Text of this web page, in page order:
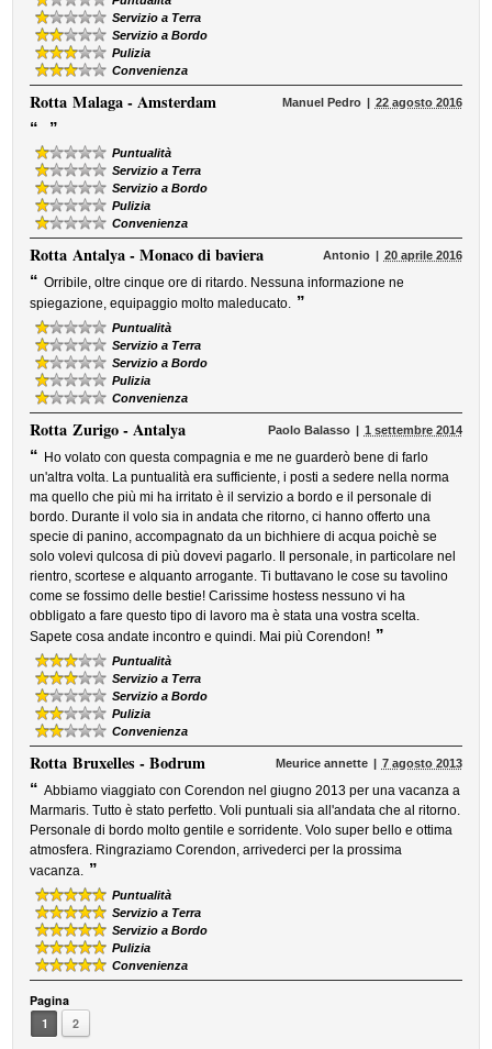
Servizio a Terra
Servizio a Bordo
Pulizia
Convenienza
RottaMalaga - Amsterdam Manuel Pedro 22 agosto 2016
“ ”
Puntualità
Servizio a Terra
Servizio a Bordo
Pulizia
Convenienza
RottaAntalya - Monaco di baviera Antonio 20 aprile 2016
“ Orribile, oltre cinque ore di ritardo. Nessuna informazione ne
spiegazione, equipaggio molto maleducato. ”
Puntualità
Servizio a Terra
Servizio a Bordo
Pulizia
Convenienza
RottaZurigo - Antalya Paolo Balasso 1 settembre 2014
“ Ho volato con questa compagnia e me ne guarderò bene di farlo
un'altra volta. La puntualità era sufficiente, i posti a sedere nella norma
ma quello che più mi ha irritato è il servizio a bordo e il personale di
bordo. Durante il volo sia in andata che ritorno, ci hanno offerto una
specie di panino, accompagnato da un bichhiere di acqua poichè se
solo volevi qulcosa di più dovevi pagarlo. Il personale, in particolare nel
rientro, scortese e alquanto arrogante. Ti buttavano le cose su tavolino
come se fossimo delle bestie! Carissime hostess nessuno vi ha
obbligato a fare questo tipo di lavoro ma è stata una vostra scelta.
Sapete cosa andate incontro e quindi. Mai più Corendon! ”
Puntualità
Servizio a Terra
Servizio a Bordo
Pulizia
Convenienza
RottaBruxelles - Bodrum Meurice annette 7 agosto 2013
“ Abbiamo viaggiato con Corendon nel giugno 2013 per una vacanza a
Marmaris. Tutto è stato perfetto. Voli puntuali sia all'andata che al ritorno.
Personale di bordo molto gentile e sorridente. Volo super bello e ottima
atmosfera. Ringraziamo Corendon, arrivederci per la prossima
vacanza. ”
Puntualità
Servizio a Terra
Servizio a Bordo
Pulizia
Convenienza
Pagina
1
2